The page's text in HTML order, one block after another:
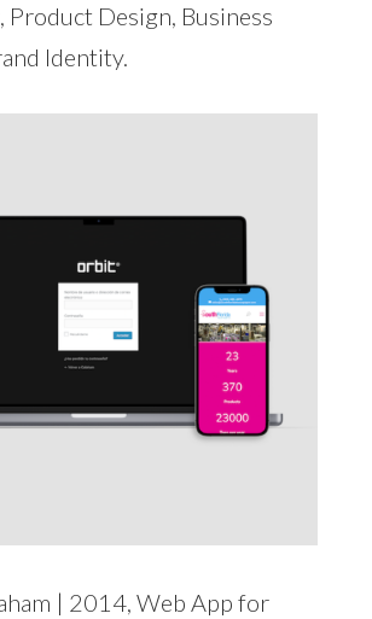
Product Design, Business
Identity.
| 2014, Web App for